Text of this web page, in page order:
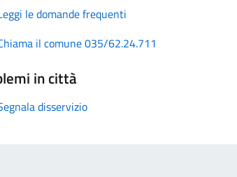
le domande frequenti
il comune 035/62.24.711
in città
disservizio